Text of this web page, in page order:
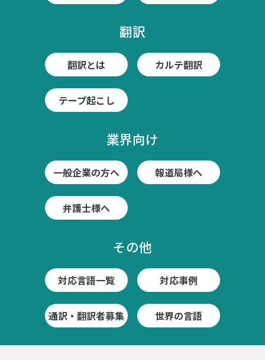
翻訳
翻訳とは カルテ翻訳
テープ起こし
業界向け
一般企業の方へ 報道局様へ
弁護士様へ
その他
対応言語一覧 対応事例
通訳・翻訳者募集 世界の言語